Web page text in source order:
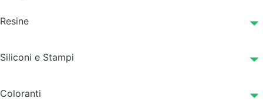
Resine
Siliconi e Stampi
Coloranti